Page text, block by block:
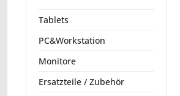
Tablets
PC&Workstation
Monitore
Ersatzteile / Zubehör